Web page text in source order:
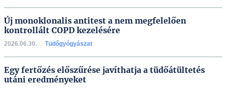
Új monoklonalis antitest a nem megfelelően
kontrollált COPD kezelésére
2026.06.30. Tüdőgyógyászat
Egy fertőzés előszűrése javíthatja a tüdőátültetés
utáni eredményeket